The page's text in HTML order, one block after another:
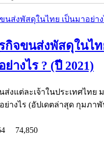
กิจขนส่งพัสดุในไ
างไร ? (ปี 2021)
งแต่ละเจ้าในประเทศไทย
างไร (อัปเดตล่าสุด กุมภาพั
74,850